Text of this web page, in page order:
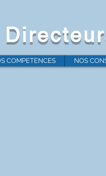
COMPETENCES NOS